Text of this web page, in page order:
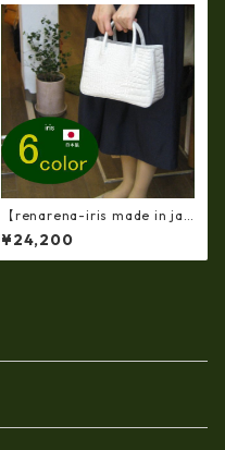
【renarena-iris made in jap
an】【日本製】（6・color)牛
革製品・エナメルクロコ・パ
ーティバッグ ir-663
¥24,200